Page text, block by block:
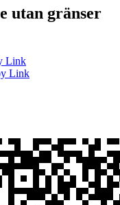
utan gränser
Link
Link